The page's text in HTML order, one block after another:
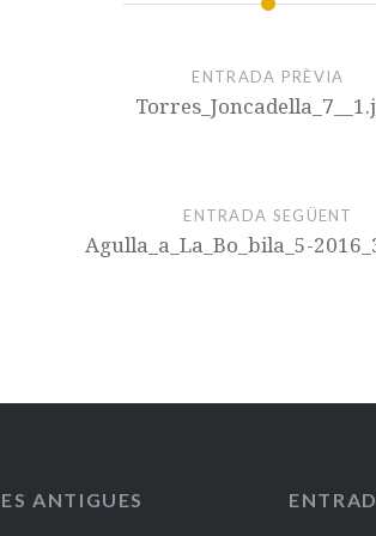
ENTRADA PRÈVIA
ENTRADA SEGÜENT
Agulla_a_La_Bo_bila_5-
ANTIGUES